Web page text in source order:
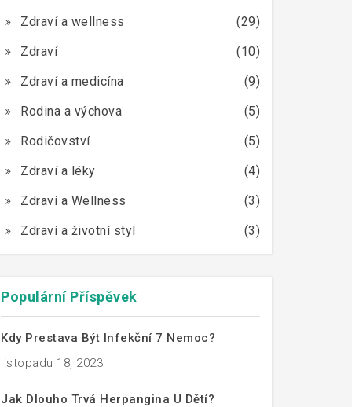
Zdraví a wellness
(29)
Zdraví
(10)
Zdraví a medicína
(9)
Rodina a výchova
(5)
Rodičovství
(5)
Zdraví a léky
(4)
Zdraví a Wellness
(3)
Zdraví a životní styl
(3)
Populární Příspěvek
Kdy Prestava Být Infekční 7 Nemoc?
listopadu 18, 2023
Jak Dlouho Trvá Herpangina U Dětí?